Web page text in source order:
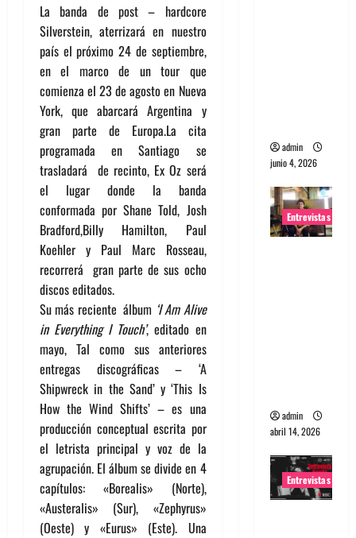
La banda de post – hardcore
Silverstein, aterrizará en nuestro
país el próximo 24 de septiembre,
en el marco de un tour que
comienza el 23 de agosto en Nueva
York, que abarcará Argentina y
gran parte de Europa.La cita
programada en Santiago se
trasladará de recinto, Ex Oz será
el lugar donde la banda
conformada por Shane Told, Josh
Bradford,Billy Hamilton, Paul
Koehler y Paul Marc Rosseau,
recorrerá gran parte de sus ocho
discos editados.
Su más reciente álbum ‘I Am Alive
in Everything I Touch’, editado en
mayo, Tal como sus anteriores
entregas discográficas – ‘A
Shipwreck in the Sand’ y ‘This Is
How the Wind Shifts’ – es una
producción conceptual escrita por
el letrista principal y voz de la
agrupación. El álbum se divide en 4
capítulos: «Borealis» (Norte),
«Austeralis» (Sur), «Zephyrus»
(Oeste) y «Eurus» (Este). Una
admin
junio 4, 2026
Entrevistas
admin
abril 14, 2026
Entrevistas